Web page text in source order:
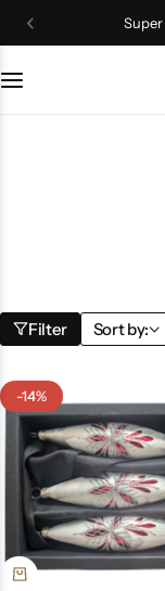
Super
Filter Sort by:
-14%